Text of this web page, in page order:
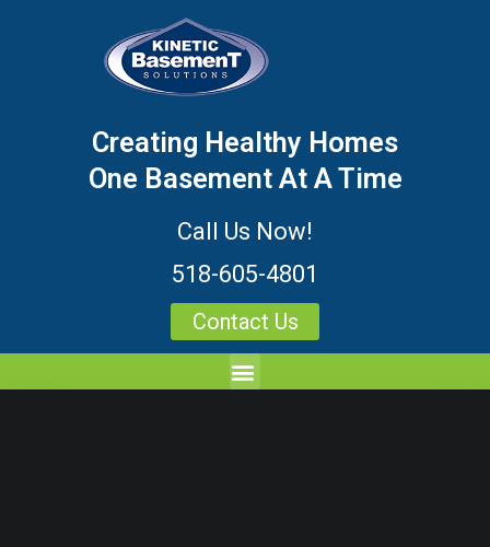
Creating Healthy Homes
One Basement At A Time
Call Us Now!
518-605-4801
Contact Us